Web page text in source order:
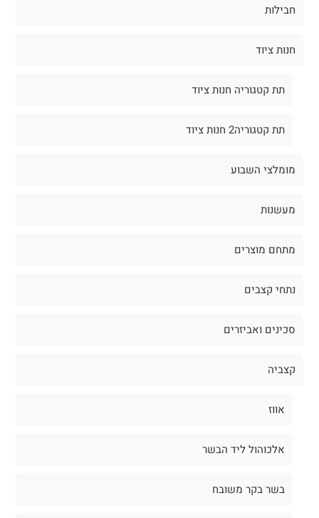
חבילות
חנות ציוד
תת קטגוריה חנות ציוד
תת קטגוריה2 חנות ציוד
מומלצי השבוע
מעשנות
מתחם מוצרים
נתחי קצבים
סכינים ואביזרים
קצביה
אווז
אלכוהול ליד הבשר
בשר בקר משובח